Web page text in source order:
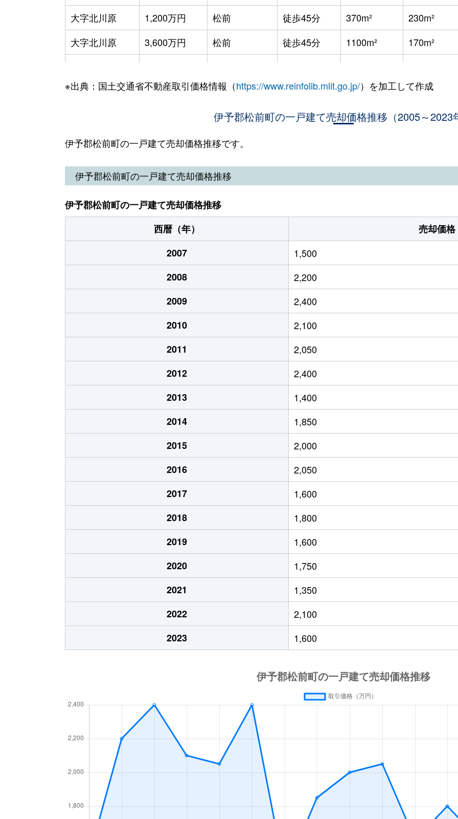
大字北川原
1,200万円 松前 徒歩45分 370m² 230m²
大字北川原
3,600万円 松前 徒歩45分 1100m² 170m²
大字北黒田
1,600万円 地蔵町 徒歩6分 150m² 95m²
地蔵町 徒歩9分 100m² 80m²
大字北黒田
2,100万円 松前
大字出作
2,600万円 北伊予 徒歩3分 170m² 90m²
大字昌農内
6,400万円 岡田(愛媛) 徒歩3分 1100m² 280m²
大字筒井
2,200万円 古泉 徒歩11分 120m² 85m²
大字筒井
1,700万円 松前 徒歩11分 330m² 290m²
大字筒井
2,200万円 松前 徒歩11分 150m² 130m²
大字筒井
1,300万円 松前 徒歩16分 135m² 110m²
大字永田
2,600万円 古泉 徒歩18分 170m² 100m²
大字西古泉
1,400万円 古泉 徒歩11分 140m² 95m²
大字西古泉
2,200万円 古泉 徒歩4分 600m² 150m²
大字浜
5,000万円 松前 徒歩14分 1700m² 270m²
大字浜
400万円 松前 徒歩4分 105m² 70m²
大字浜
300万円 松前 徒歩4分 105m² 70m²
大字浜
400万円 松前 徒歩4分 90m² 70m²
大字浜
160万円 松前 徒歩8分 135m² -
大字浜
300万円 松前 徒歩10分 70m² 100m²
大字南黒田
600万円 地蔵町 徒歩10分 185m² 130m²
※出典：国土交通省不動産取引価格情報（https://www.reinfolib.mlit.go.jp/）を加工して作成
伊予郡松前町の一戸建て売却価格推移（2005～2023
伊予郡松前町の一戸建て売却価格推移です。
伊予郡松前町の一戸建て売却価格推移
伊予郡松前町の一戸建て売却価格推移
西暦（年）
売却価格
2007
1,500
2008
2,200
2009
2,400
2010
2,100
2011
2,050
2012
2,400
2013
1,400
2014
1,850
2015
2,000
2016
2,050
2017
1,600
2018
1,800
2019
1,600
2020
1,750
2021
1,350
2022
2,100
2023
1,600